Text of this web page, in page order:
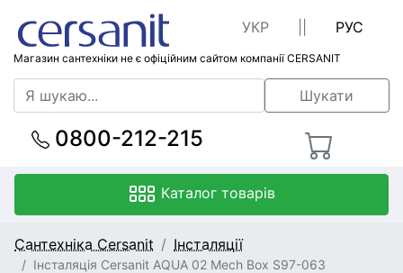
Магазин сантехніки не є офіційним сайтом компанії CERSANIT
УКР РУС
Шукати
0800-212-215
Каталог товарів
Сантехніка Cersanit Інсталяції
Інсталяція Cersanit AQUA 02 Mech Box S97-063